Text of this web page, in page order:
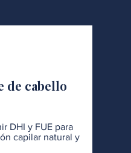
de cabello
DHI y FUE para
capilar natural y